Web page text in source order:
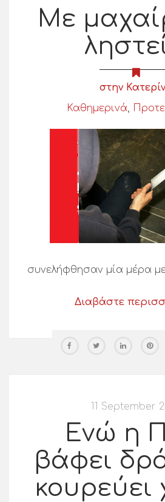
Με
στην
Καθημερινά,
συνελήφθησαν μία μέρα
Διαβάστε
11 September
Ενώ η
βάφει
κουρεύει